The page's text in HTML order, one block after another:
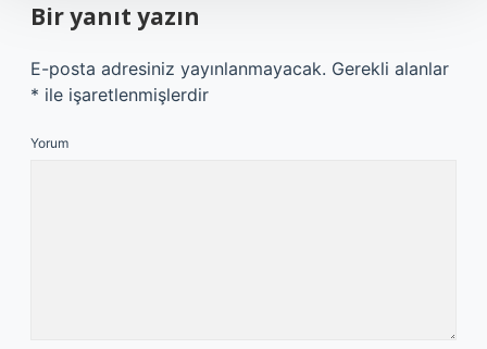
Bir yanıt yazın
E-posta adresiniz yayınlanmayacak. Gerekli alanlar
* ile işaretlenmişlerdir
Yorum